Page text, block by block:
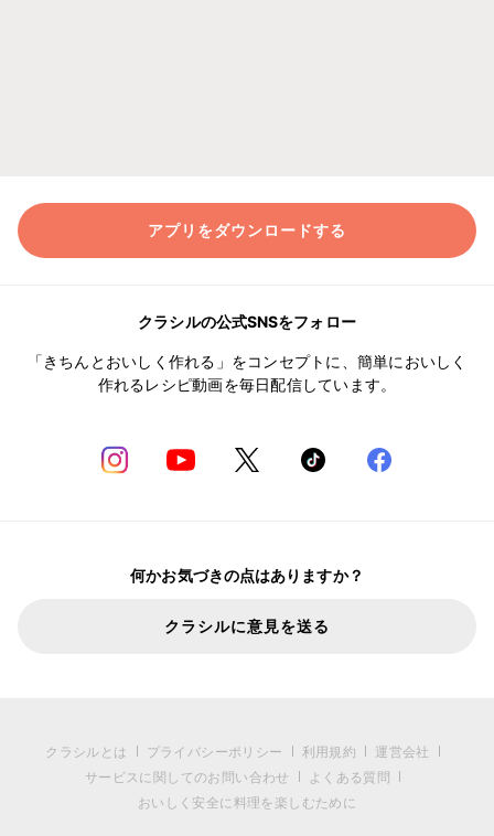
アプリをダウンロードする
クラシルの公式SNSをフォロー
「きちんとおいしく作れる」をコンセプトに、簡単においしく
作れるレシピ動画を毎日配信しています。
何かお気づきの点はありますか？
クラシルに意見を送る
クラシルとは プライバシーポリシー 利用規約
運営会社
サービスに関してのお問い合わせ
よくある質問
おいしく安全に料理を楽しむために